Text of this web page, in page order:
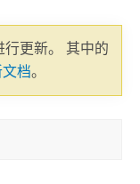
行更新。 其中的
档。